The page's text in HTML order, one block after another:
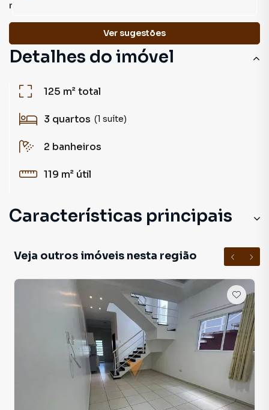
receber mais informações.
Ver sugestões
Detalhes do imóvel
125 m²total
3 quartos (1 suíte)
2 banheiros
119 m² útil
Características principais
Veja outros imóveis nesta região